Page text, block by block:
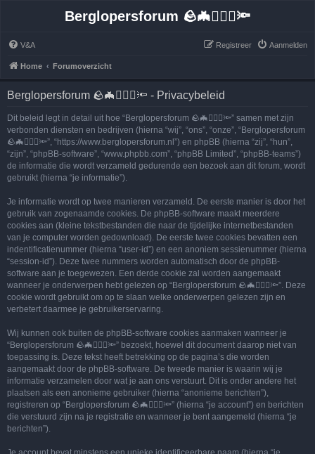
Berglopersforum 🪨🦇🚶🏻‍♂️🔦
V&A Aanmelden
Registreer
Home Forumoverzicht
Berglopersforum 🪨🦇🚶🏻‍♂️🔦 - Privacybeleid
Dit beleid legt in detail uit hoe “Berglopersforum 🪨🦇🚶🏻‍♂️🔦” samen met zijn
verbonden diensten en bedrijven (hierna “wij”, “ons”, “onze”, “Berglopersforum
🪨🦇🚶🏻‍♂️🔦”, “https://www.berglopersforum.nl”) en phpBB (hierna “zij”, “hun”,
“zijn”, “phpBB-software”, “www.phpbb.com”, “phpBB Limited”, “phpBB-teams”)
de informatie die wordt verzameld gedurende een bezoek aan dit forum, wordt
gebruikt (hierna “je informatie”).
Je informatie wordt op twee manieren verzameld. De eerste manier is door het
gebruik van zogenaamde cookies. De phpBB-software maakt meerdere
cookies aan (kleine tekstbestanden die naar de tijdelijke internetbestanden
van je computer worden gedownload). De eerste twee cookies bevatten een
indentificatienummer (hierna “user-id”) en een anoniem sessienummer (hierna
“session-id”). Deze twee nummers worden automatisch door de phpBB-
software aan je toegewezen. Een derde cookie zal worden aangemaakt
wanneer je onderwerpen hebt gelezen op “Berglopersforum 🪨🦇🚶🏻‍♂️🔦”. Deze
cookie wordt gebruikt om op te slaan welke onderwerpen gelezen zijn en
verbetert daarmee je gebruikerservaring.
Wij kunnen ook buiten de phpBB-software cookies aanmaken wanneer je
“Berglopersforum 🪨🦇🚶🏻‍♂️🔦” bezoekt, hoewel dit document daarop niet van
toepassing is. Deze tekst heeft betrekking op de pagina’s die worden
aangemaakt door de phpBB-software. De tweede manier is waarin wij je
informatie verzamelen door wat je aan ons verstuurt. Dit is onder andere het
plaatsen als een anonieme gebruiker (hierna “anonieme berichten”),
registreren op “Berglopersforum 🪨🦇🚶🏻‍♂️🔦” (hierna “je account”) en berichten
die verstuurd zijn na je registratie en wanneer je bent aangemeld (hierna “je
berichten”).